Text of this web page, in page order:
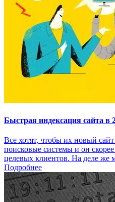
Быстрая индексация сайта в
Все хотят, чтобы их новый
поисковые системы и он
целевых клиентов. На деле же
Подробнее